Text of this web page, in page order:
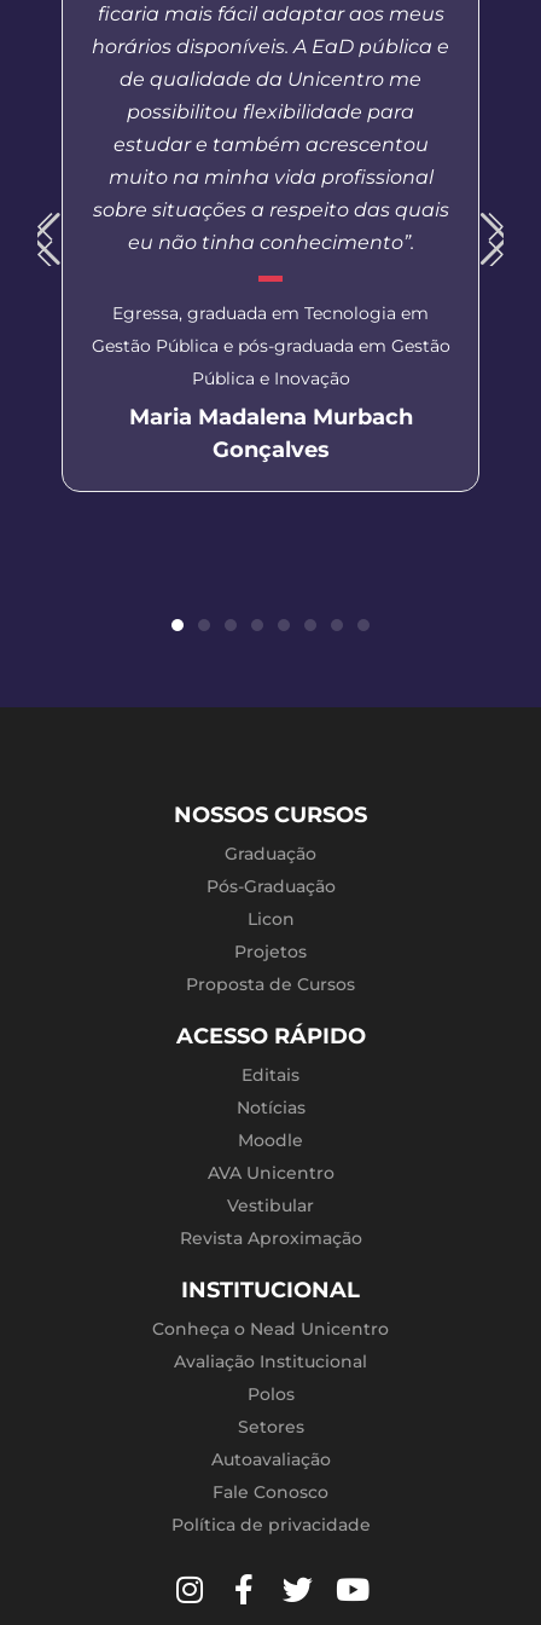
ficaria mais fácil adaptar aos meus
horários disponíveis. A EaD pública e
de qualidade da Unicentro me
possibilitou flexibilidade para
estudar e também acrescentou
muito na minha vida profissional
sobre situações a respeito das quais
eu não tinha conhecimento”.
Egressa, graduada em Tecnologia em
Gestão Pública e pós-graduada em Gestão
Pública e Inovação
Maria Madalena Murbach
Gonçalves
NOSSOS CURSOS
Graduação
Pós-Graduação
Licon
Projetos
Proposta de Cursos
ACESSO RÁPIDO
Editais
Notícias
Moodle
AVA Unicentro
Vestibular
Revista Aproximação
INSTITUCIONAL
Conheça o Nead Unicentro
Avaliação Institucional
Polos
Setores
Autoavaliação
Fale Conosco
Política de privacidade